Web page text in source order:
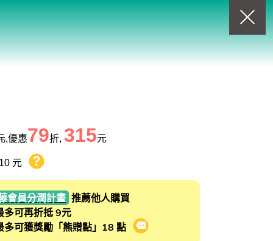
回上一頁
,優惠79折, 315元
10 元 熊贈點回饋辦法
會員分潤計畫 推薦他人購買
多可再折抵 9元
可獲獎勵「熊贈點」18 點
會員推薦分潤計畫